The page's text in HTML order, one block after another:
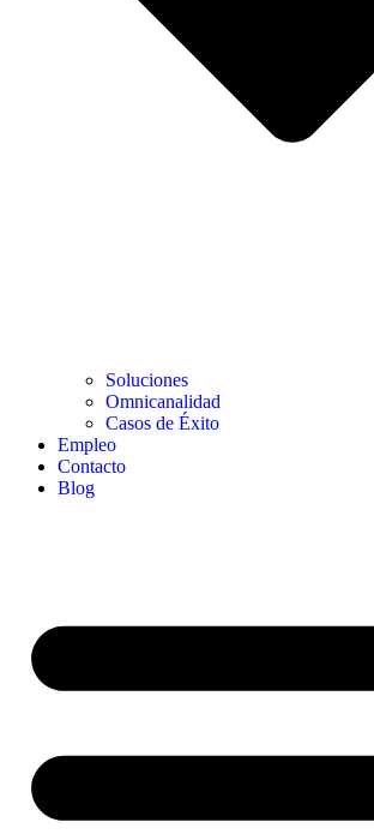
Soluciones
Omnicanalidad
Casos de Éxito
Empleo
Contacto
Blog